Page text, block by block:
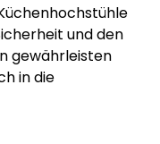
und den
gewährleisten
in die